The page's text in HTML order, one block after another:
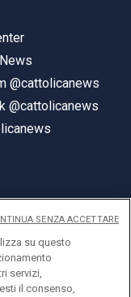
@cattolicanews
@cattolicanews
su questo
servizi,
il consenso,
SENZA ACCETTARE